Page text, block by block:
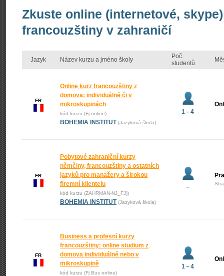
Zkuste online (internetové,
francouzštiny v zahraničí
Jazyk Název kurzu a jméno školy
Poč.
studentů
FR
Online kurz francouzštiny z
domova: individuálně či v
mikroskupinách
kód kurzu (Fj online)
BOHEMIA INSTITUT (Jazyková škola)
1 – 4
FR
Pobytové zahraniční kurzy
němčiny, francouzštiny a ostatních
jazyků pro manažery a širokou
firemní klientelu
kód kurzu (ZAHRMAN-NJ_FJ))
BOHEMIA INSTITUT (Jazyková škola)
–
FR
Business a profesní kurzy
francouzštiny: online studium z
domova individuálně nebo v
mikroskupině
kód kurzu (Fj Bus online)
1 – 4